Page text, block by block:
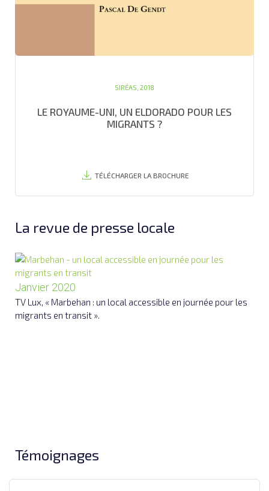
SIRÉAS, 2018
LE ROYAUME-UNI, UN ELDORADO POUR LES
MIGRANTS ?
TÉLÉCHARGER LA BROCHURE
La revue de presse locale
Janvier 2020
TV Lux, « Marbehan : un local accessible en journée pour les
migrants en transit ».
Témoignages